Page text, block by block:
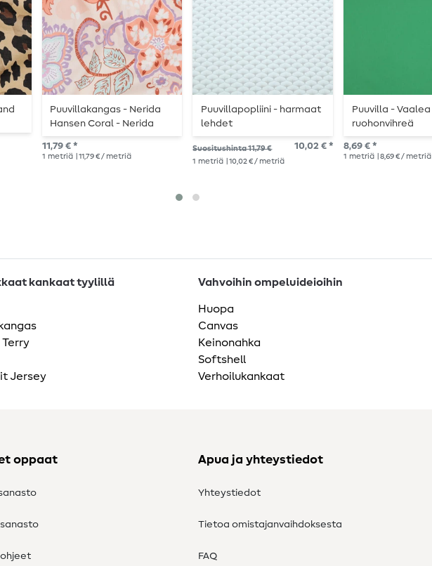
Puuvillakangas - Nerida
Hansen Coral - Nerida
Hansen Coral
11,79 € *
1 metriä | 11,79 € / metriä
Puuvillapopliini - harmaat
lehdet
Suositushinta 11,79 € 10,02 € *
1 metriä | 10,02 € / metriä
Puuvilla - Vaalea
ruohonvihreä
8,69 € *
1 metriä | 8,69 € / metriä
kankaat tyylillä
Terry
Jersey
Vahvoihin ompeluideioihin
Huopa
Canvas
Keinonahka
Softshell
Verhoilukankaat
oppaat Apua ja yhteystiedot
Yhteystiedot
Tietoa omistajanvaihdoksesta
FAQ